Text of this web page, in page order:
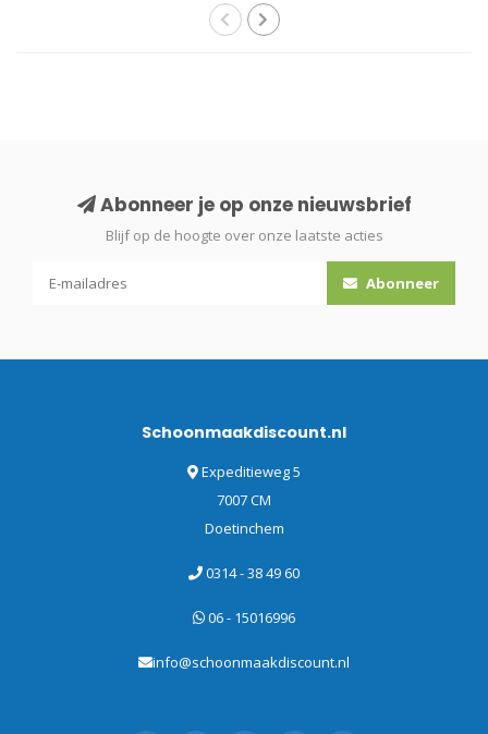
Abonneer je op onze nieuwsbrief
Blijf op de hoogte over onze laatste acties
Abonneer
Schoonmaakdiscount.nl
Expeditieweg 5
7007 CM
Doetinchem
0314 - 38 49 60
06 - 15016996
info@schoonmaakdiscount.nl